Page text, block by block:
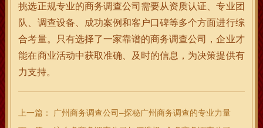
挑选正规专业的商务调查公司需要从资质认证、专业团
队、调查设备、成功案例和客户口碑等多个方面进行综
合考量。只有选择了一家靠谱的商务调查公司，企业才
能在商业活动中获取准确、及时的信息，为决策提供有
力支持。
上一篇：
广州商务调查公司–探秘广州商务调查的专业力量